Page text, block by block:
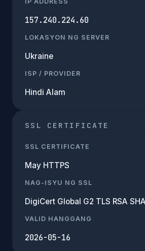
157.240.224.60
LOKASYON NG SERVER
Ukraine
ISP / PROVIDER
Hindi Alam
SSL CERTIFICATE
SSL CERTIFICATE
May HTTPS
NAG-ISYU NG SSL
DigiCert Global G2 TLS RSA
VALID HANGGANG
2026-05-16